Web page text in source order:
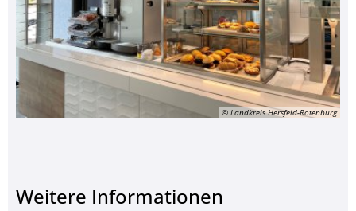
© Landkreis Hersfeld-Rotenburg
Weitere Informationen